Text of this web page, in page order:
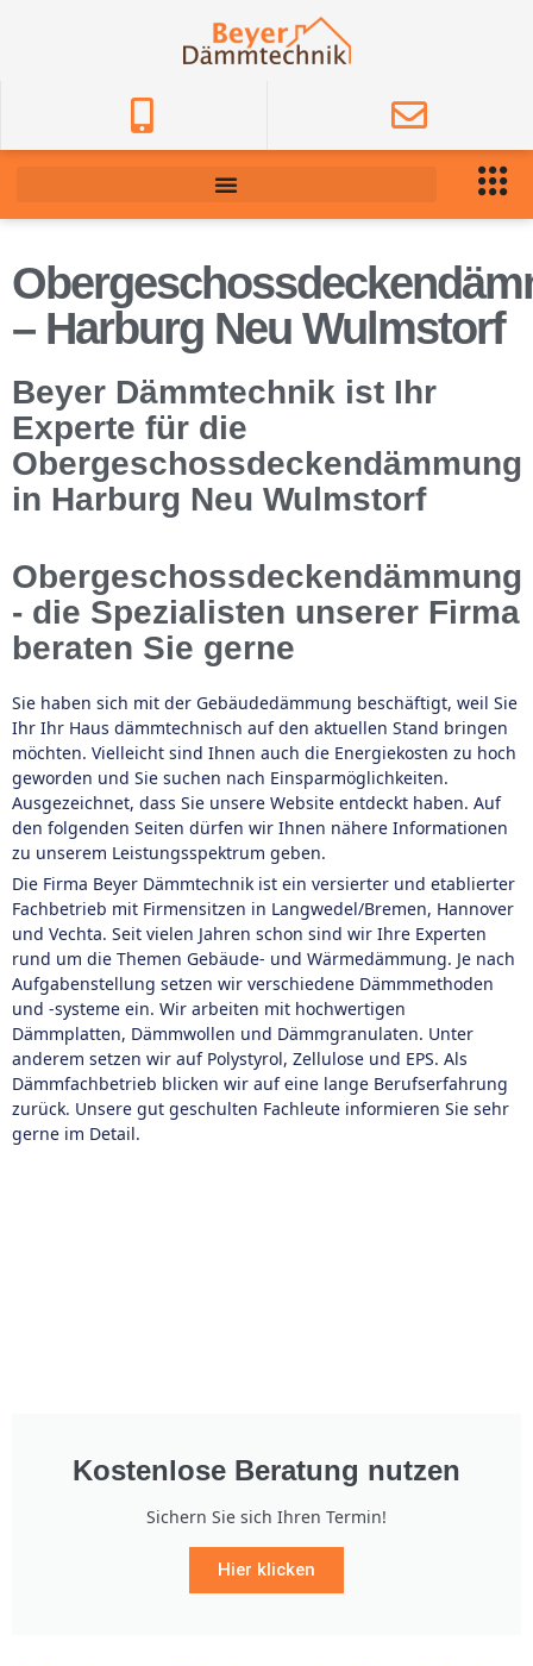
– Harburg Neu Wulmstorf
Beyer Dämmtechnik ist Ihr
Experte für die
Obergeschossdeckendämmung
in Harburg Neu Wulmstorf
Obergeschossdeckendämmung
- die Spezialisten unserer Firma
beraten Sie gerne
Sie haben sich mit der Gebäudedämmung beschäftigt, weil Sie
Ihr Ihr Haus dämmtechnisch auf den aktuellen Stand bringen
möchten. Vielleicht sind Ihnen auch die Energiekosten zu hoch
geworden und Sie suchen nach Einsparmöglichkeiten.
Ausgezeichnet, dass Sie unsere Website entdeckt haben. Auf
den folgenden Seiten dürfen wir Ihnen nähere Informationen
zu unserem Leistungsspektrum geben.
Die Firma Beyer Dämmtechnik ist ein versierter und etablierter
Fachbetrieb mit Firmensitzen in Langwedel/Bremen, Hannover
und Vechta. Seit vielen Jahren schon sind wir Ihre Experten
rund um die Themen Gebäude- und Wärmedämmung. Je nach
Aufgabenstellung setzen wir verschiedene Dämmmethoden
und -systeme ein. Wir arbeiten mit hochwertigen
Dämmplatten, Dämmwollen und Dämmgranulaten. Unter
anderem setzen wir auf Polystyrol, Zellulose und EPS. Als
Dämmfachbetrieb blicken wir auf eine lange Berufserfahrung
zurück. Unsere gut geschulten Fachleute informieren Sie sehr
gerne im Detail.
Kostenlose Beratung nutzen
Sichern Sie sich Ihren Termin!
Hier klicken